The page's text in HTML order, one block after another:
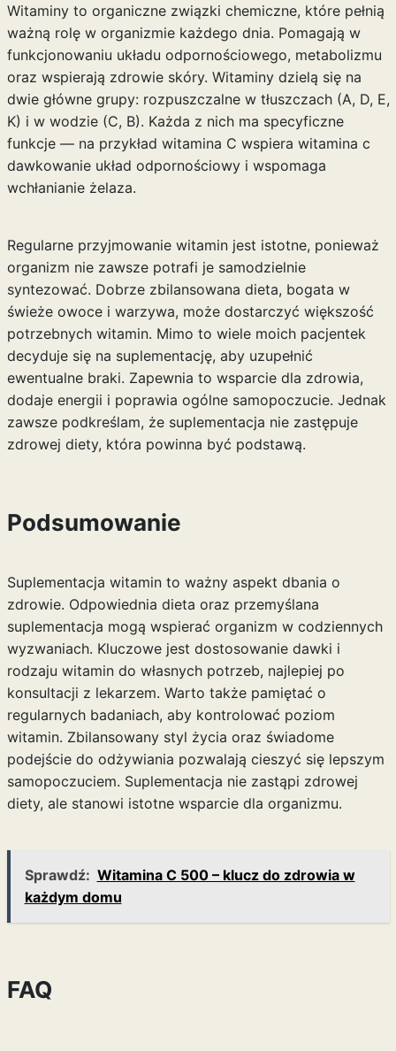
Witaminy to organiczne związki chemiczne, które pełnią
ważną rolę w organizmie każdego dnia. Pomagają w
funkcjonowaniu układu odpornościowego, metabolizmu
oraz wspierają zdrowie skóry. Witaminy dzielą się na
dwie główne grupy: rozpuszczalne w tłuszczach (A, D, E,
K) i w wodzie (C, B). Każda z nich ma specyficzne
funkcje — na przykład witamina C wspiera witamina c
dawkowanieukład odpornościowy i wspomaga
wchłanianie żelaza.
Regularne przyjmowanie witamin jest istotne, ponieważ
organizm nie zawsze potrafi je samodzielnie
syntezować. Dobrze zbilansowana dieta, bogata w
świeże owoce i warzywa, może dostarczyć większość
potrzebnych witamin. Mimo to wiele moich pacjentek
decyduje się na suplementację, aby uzupełnić
ewentualne braki. Zapewnia to wsparcie dla zdrowia,
dodaje energii i poprawia ogólne samopoczucie. Jednak
zawsze podkreślam, że suplementacja nie zastępuje
zdrowej diety, która powinna być podstawą.
Podsumowanie
Suplementacja witamin to ważny aspekt dbania o
zdrowie. Odpowiednia dieta oraz przemyślana
suplementacja mogą wspierać organizm w codziennych
wyzwaniach. Kluczowe jest dostosowanie dawki i
rodzaju witamin do własnych potrzeb, najlepiej po
konsultacji z lekarzem. Warto także pamiętać o
regularnych badaniach, aby kontrolować poziom
witamin. Zbilansowany styl życia oraz świadome
podejście do odżywiania pozwalają cieszyć się lepszym
samopoczuciem. Suplementacja nie zastąpi zdrowej
diety, ale stanowi istotne wsparcie dla organizmu.
Sprawdź: Witamina C 500 – klucz do zdrowia w
każdym domu
FAQ